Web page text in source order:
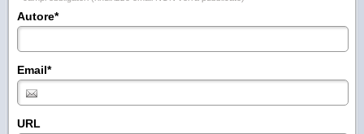
Autore*
Email*
URL